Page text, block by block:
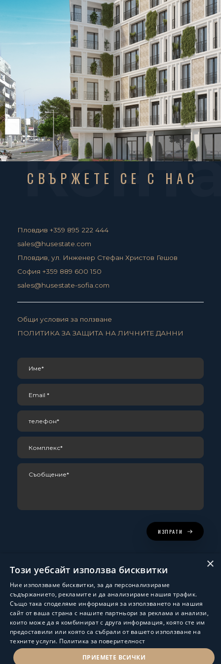
СВЪРЖЕТЕ СЕ С НАС
Пловдив +359 895 222 444
sales@husestate.com
Пловдив, ул. Инженер Стефан Христов Гешов
София +359 889 600 150
sales@husestate-sofia.com
Общи условия за ползване
ПОЛИТИКА ЗА ЗАЩИТА НА ЛИЧНИТЕ ДАННИ
ИЗПРАТИ
Изработка и поддръжка:ShalomDev.com
© Hus Estate 2022. All Rights Reserved.Общи условия за ползване
×
Този уебсайт използва бисквитки
Ние използваме бисквитки, за да персонализираме
съдържанието, рекламите и да анализираме нашия трафик.
Също така споделяме информация за използването на нашия
сайт от ваша страна с нашите партньори за реклама и анализи,
които може да я комбинират с друга информация, която сте им
предоставили или която са събрали от вашето използване на
техните услуги. Политика за поверителност
ПРИЕМЕТЕ ВСИЧКИ